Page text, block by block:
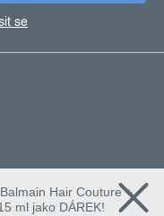
se
Hair Couture +
ml jako DÁREK!